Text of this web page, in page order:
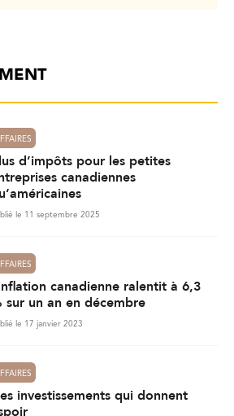
d’impôts pour les petites
canadiennes
le 11 septembre 2025
canadienne ralentit à 6,3
sur un an en décembre
le 17 janvier 2023
investissements qui donnent